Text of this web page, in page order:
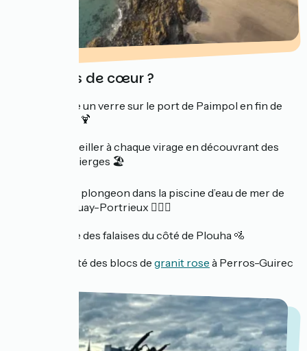
Vos coups de cœur ?
Prendre un verre sur le port de Paimpol en fin de
journée 🍹
S’émerveiller à chaque virage en découvrant des
plages vierges 🏖️
Faire un plongeon dans la piscine d’eau de mer de
Saint-Quay-Portrieux 🏊🏻‍♂️
La route des falaises du côté de Plouha 🚵
La beauté des blocs de granit rose à Perros-Guirec